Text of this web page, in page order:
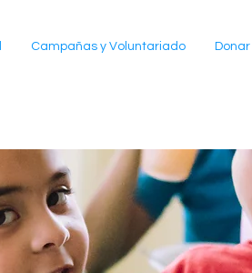
Campañas y Voluntariado Donar